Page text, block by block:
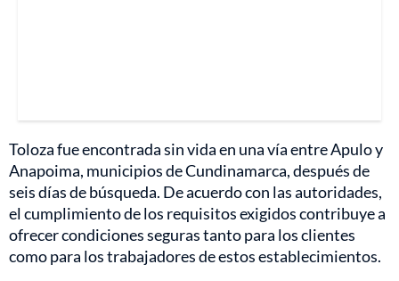
Toloza fue encontrada sin vida en una vía entre Apulo y
Anapoima, municipios de Cundinamarca, después de
seis días de búsqueda. De acuerdo con las autoridades,
el cumplimiento de los requisitos exigidos contribuye a
ofrecer condiciones seguras tanto para los clientes
como para los trabajadores de estos establecimientos.